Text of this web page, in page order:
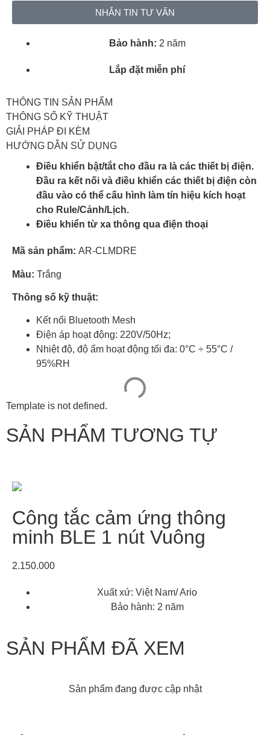
NHẮN TIN TƯ VẤN
Bảo hành: 2 năm
Lắp đặt miễn phí
THÔNG TIN SẢN PHẨM
THÔNG SỐ KỸ THUẬT
GIẢI PHÁP ĐI KÈM
HƯỚNG DẪN SỬ DỤNG
Điều khiển bật/tắt cho đầu ra là các thiết bị điện.
Đầu ra kết nối và điều khiển các thiết bị điện còn
đầu vào có thể cấu hình làm tín hiệu kích hoạt
cho Rule/Cảnh/Lịch.
Điều khiển từ xa thông qua điện thoại
Mã sản phẩm: AR-CLMDRE
Màu: Trắng
Thông số kỹ thuật:
Kết nối Bluetooth Mesh
Điện áp hoạt động: 220V/50Hz;
Nhiệt độ, độ ẩm hoạt động tối đa: 0°C ÷ 55°C /
95%RH
Template is not defined.
SẢN PHẨM TƯƠNG TỰ
Công tắc cảm ứng thông
minh BLE 1 nút Vuông
2.150.000
Xuất xứ: Việt Nam/ Ario
Bảo hành: 2 năm
SẢN PHẨM ĐÃ XEM
Sản phẩm đang được cập nhật